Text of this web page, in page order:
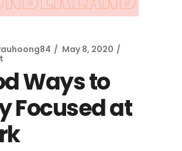
May 8, 2020
Ways to
Focused at